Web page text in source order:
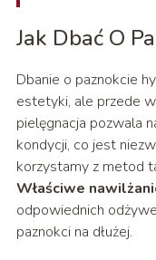
Jak Dbać O
Dbanie o paznokcie
estetyki, ale przede
pielęgnacja pozwala
kondycji, co jest
korzystamy z metod
Właściwe
odpowiednich
paznokci na dłużej.